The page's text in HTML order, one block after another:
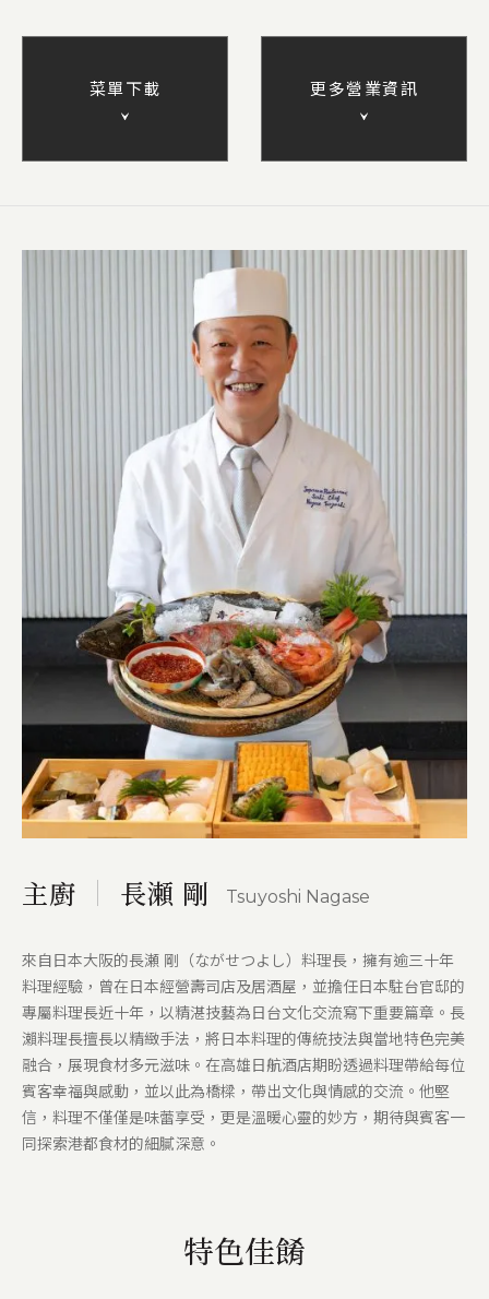
菜單下載 更多營業資訊
主廚 長瀬 剛 Tsuyoshi Nagase
來自日本大阪的長瀬 剛（ながせつよし）料理長，擁有逾三十年
料理經驗，曾在日本經營壽司店及居酒屋，並擔任日本駐台官邸的
專屬料理長近十年，以精湛技藝為日台文化交流寫下重要篇章。長
瀨料理長擅長以精緻手法，將日本料理的傳統技法與當地特色完美
融合，展現食材多元滋味。在高雄日航酒店期盼透過料理帶給每位
賓客幸福與感動，並以此為橋樑，帶出文化與情感的交流。他堅
信，料理不僅僅是味蕾享受，更是溫暖心靈的妙方，期待與賓客一
同探索港都食材的細膩深意。
特色佳餚